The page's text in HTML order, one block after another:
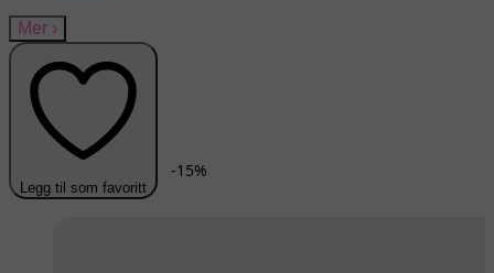
Mer ›
Legg til som favoritt
-15%